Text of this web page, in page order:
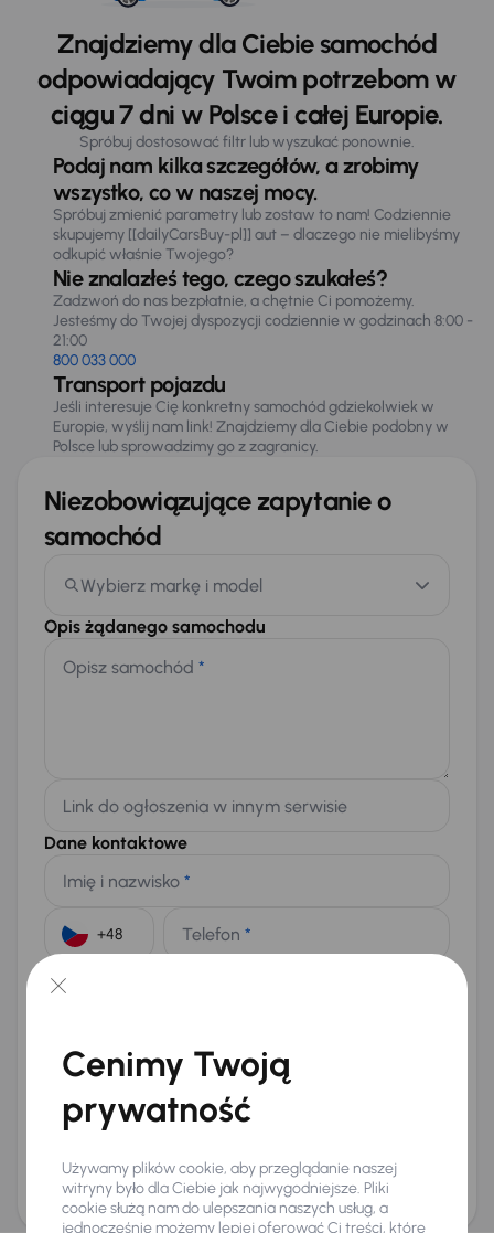
Znajdziemy dla Ciebie samochód
odpowiadający Twoim potrzebom w
ciągu 7 dni w Polsce i całej Europie.
Spróbuj dostosować filtr lub wyszukać ponownie.
Podaj nam kilka szczegółów, a zrobimy
wszystko, co w naszej mocy.
Spróbuj zmienić parametry lub zostaw to nam! Codziennie
skupujemy [[dailyCarsBuy-pl]] aut – dlaczego nie mielibyśmy
odkupić właśnie Twojego?
Nie znalazłeś tego, czego szukałeś?
Zadzwoń do nas bezpłatnie, a chętnie Ci pomożemy.
Jesteśmy do Twojej dyspozycji codziennie w godzinach 8:00 -
21:00
800 033 000
Transport pojazdu
Jeśli interesuje Cię konkretny samochód gdziekolwiek w
Europie, wyślij nam link! Znajdziemy dla Ciebie podobny w
Polsce lub sprowadzimy go z zagranicy.
Niezobowiązujące zapytanie o
samochód
Wybierz markę i model
Opis żądanego samochodu
Opisz samochód *
Link do ogłoszenia w innym serwisie
Dane kontaktowe
Imię i nazwisko *
Telefon *
E-mail
Na numer telefonu (opcjonalnie)
Wyślij zapytanie
ani zagwarantowaną dostępnością pojazdu. AURES Holdings a.s., z siedzibą
Dopraváků 874/15, Čimice, 184 00 Praga 8, będzie przechowywać i przetwarzać
Twoje dane osobowe zgodnie z zasadami ochrony i przetwarzaniadanych
osobowych
Cenimy Twoją
prywatność
Używamy plików cookie, aby przeglądanie naszej
witryny było dla Ciebie jak najwygodniejsze. Pliki
cookie służą nam do ulepszania naszych usług, a
jednocześnie możemy lepiej oferować Ci treści, które